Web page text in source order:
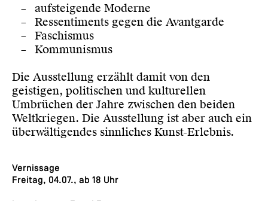
aufsteigende Moderne
Ressentiments gegen die Avantgarde
Faschismus
Kommunismus
Die Ausstellung erzählt damit von den
geistigen, politischen und kulturellen
Umbrüchen der Jahre zwischen den beiden
Weltkriegen. Die Ausstellung ist aber auch ein
überwältigendes sinnliches Kunst-Erlebnis.
Vernissage
Freitag, 04.07., ab 18 Uhr